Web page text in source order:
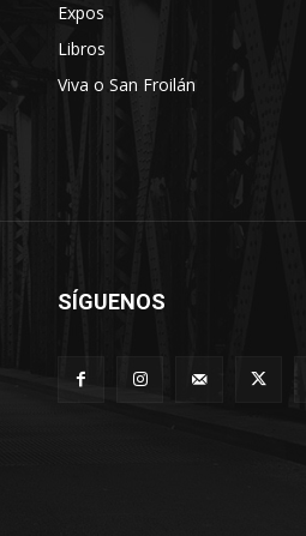
Expos
Libros
Viva o San Froilán
SÍGUENOS